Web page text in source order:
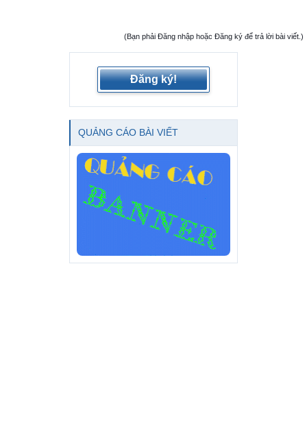
(Bạn phải Đăng nhập hoặc Đăng ký để trả lời bài viết.)
Đăng ký!
QUẢNG CÁO BÀI VIẾT